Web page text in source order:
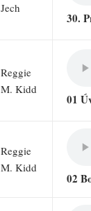
Jech
30.
Reggie
M. Kidd
01
Reggie
M. Kidd
02